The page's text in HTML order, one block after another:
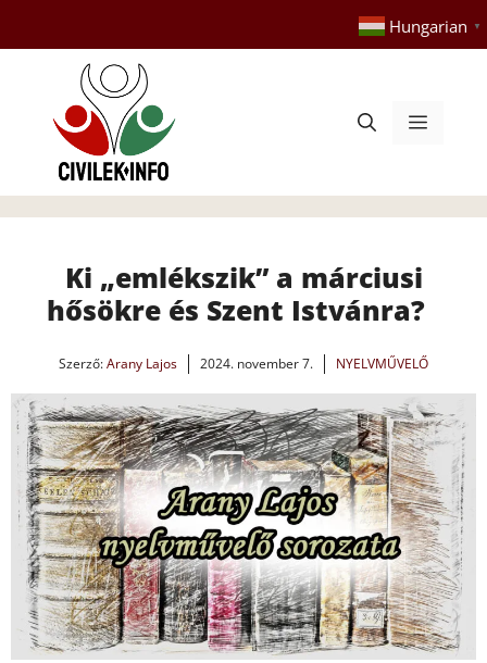
tartalomba
Hungarian ▼
Menü
Ki „emlékszik” a márciusi
hősökre és Szent Istvánra?
Szerző:Arany Lajos 2024. november 7. NYELVMŰVELŐ